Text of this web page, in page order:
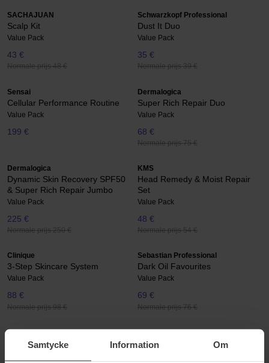
Samtycke Information Om
SACHAJUAN
Scalp Kit
Value Pack
43 €
Normale prijs 48 €
Schwarzkopf Professional
Dust It Duo
Value Pack
35 €
Normale prijs 39 €
Sensai
Cellular Performance Routine
Value Pack
199 €
Dermalogica
Super Rich Repair Duo
Value Pack
68 €
Normale prijs 75 €
Dermalogica
Dynamic Skin Recovery SPF50
& Super Rich Repair Jumbo
Value Pack
225 €
Normale prijs 250 €
KMS
Head Remedy & Moist Repair
Set
Value Pack
48 €
Normale prijs 54 €
Clinique
3-Step Skincare System
Value Pack
88 €
Normale prijs 98 €
Sebastian Professional
Dark Oil Favourites
Value Pack
69 €
Normale prijs 76 €
Joico
Moisture Recovery Set
Nioxin
Anti-Hairloss Serum Set